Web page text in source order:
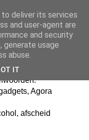
Agora
afscheid
deliver its services
and user-agent are
and security
generate usage
abuse.
IT